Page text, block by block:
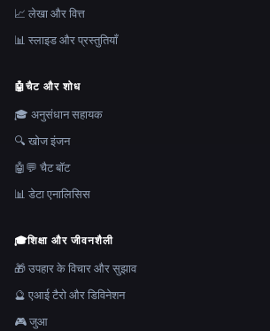
📈 लेखा और वित्त
📊 स्लाइड और प्रस्तुतियाँ
🤖चैट और शोध
🎓 अनुसंधान सहायक
🔍 खोज इंजन
🤖💬 चैट बॉट
📊 डेटा एनालिसिस
🎓शिक्षा और जीवनशैली
🎁 उपहार के विचार और सुझाव
🔮 एआई टैरो और डिविनेशन
🎮 जुआ